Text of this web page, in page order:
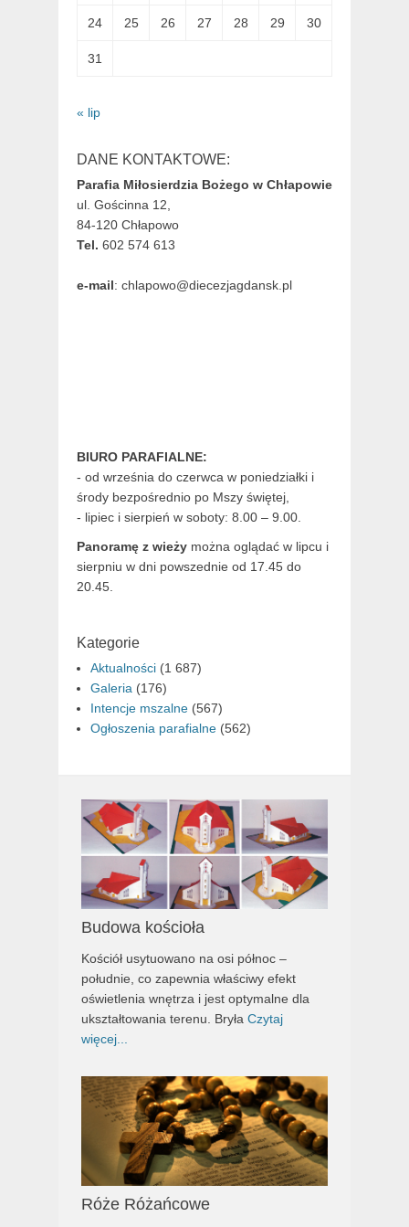
24 25 26 27 28 29 30
31
« lip
DANE KONTAKTOWE:
Parafia Miłosierdzia Bożego w Chłapowie
ul. Gościnna 12,
84-120 Chłapowo
Tel. 602 574 613
e-mail: chlapowo@diecezjagdansk.pl
BIURO PARAFIALNE:
- od września do czerwca w poniedziałki i
środy bezpośrednio po Mszy świętej,
- lipiec i sierpień w soboty: 8.00 – 9.00.
Panoramę z wieży można oglądać w lipcu i
sierpniu w dni powszednie od 17.45 do
20.45.
Kategorie
Aktualności (1 687)
Galeria (176)
Intencje mszalne (567)
Ogłoszenia parafialne (562)
Budowa kościoła
Kościół usytuowano na osi północ –
południe, co zapewnia właściwy efekt
oświetlenia wnętrza i jest optymalne dla
ukształtowania terenu. Bryła Czytaj
więcej...
Róże Różańcowe